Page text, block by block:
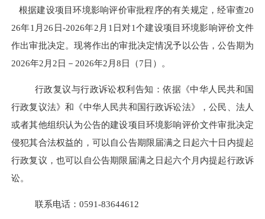
根据建设项目环境影响评价审批程序的有关规定，经审查20
26年1 月 26 日-2026年2 月 1 日对1个建设项目环境影响评价文件
作出审批决定。现将作出的审批决定情况予以公告，公告期为
2026年2 月 2日－ 2026年2 月8日（7日）。
行政复议与行政诉讼权利告知：依据《中华人民共和国
行政复议法》和《中华人民共和国行政诉讼法》，公民、法人
或者其他组织认为公告的建设项目环境影响评价文件审批决定
侵犯其合法权益的，可以自公告期限届满之日起六十日内提起
行政复议，也可以自公告期限届满之日起六个月内提起行政诉
讼。
联系电话： 0591-83644612